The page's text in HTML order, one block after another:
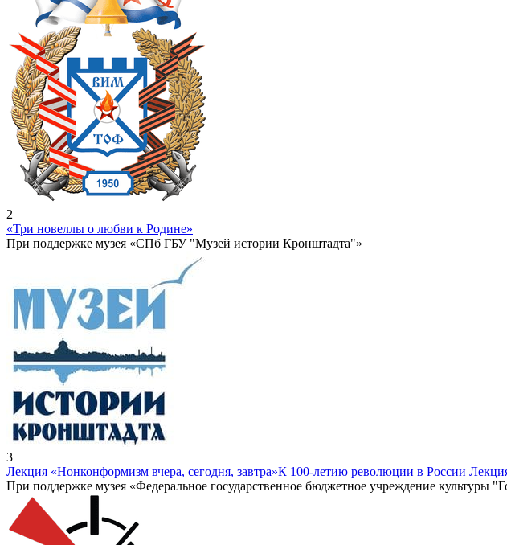
2
«Три новеллы о любви к Родине»
При поддержке музея «СПб ГБУ "Музей истории Кронштадта"»
3
Лекция «Нонконформизм вчера, сегодня, завтра»К 100-летию революции в России
При поддержке музея «Федеральное государственное бюджетное учреждение культуры